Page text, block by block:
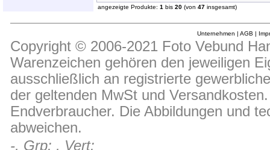
angezeigte Produkte: 1 bis 20 (von 47 insgesamt)
Unternehmen | AGB |
Copyright © 2006-2021 Foto Vebund
Warenzeichen gehören den jeweiligen
ausschließlich an registrierte
der geltenden MwSt und
Endverbraucher. Die Abbildungen und
abweichen.
-, Grp: , Vert: